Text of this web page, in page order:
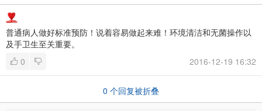
普通病人做好标准预防！说着容易做起来难！环境清洁和无菌操作以
及手卫生至关重要。
0
2016-12-19 16:32
0 个回复被折叠